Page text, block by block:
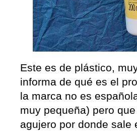
Este es de plástico,
informa de qué es el
la marca no es
muy pequeña) pero
agujero por donde sale